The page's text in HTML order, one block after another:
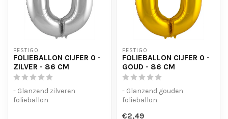
FESTIGO
FOLIEBALLON CIJFER 0 -
ZILVER - 86 CM
- Glanzend zilveren
folieballon
FESTIGO
FOLIEBALLON CIJFER 0 -
GOUD - 86 CM
- Glanzend gouden
folieballon
€2,49